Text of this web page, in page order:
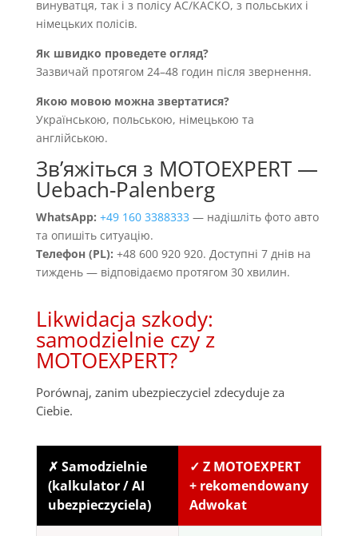
винуватця, так і з полісу AC/КАСКО, з польських і
німецьких полісів.
Як швидко проведете огляд?
Зазвичай протягом 24–48 годин після звернення.
Якою мовою можна звертатися?
Українською, польською, німецькою та
англійською.
Звʼяжіться з MOTOEXPERT —
Uebach-Palenberg
WhatsApp: +49 160 3388333 — надішліть фото авто
та опишіть ситуацію.
Телефон (PL): +48 600 920 920. Доступні 7 днів на
тиждень — відповідаємо протягом 30 хвилин.
Likwidacja szkody:
samodzielnie czy z
MOTOEXPERT?
Porównaj, zanim ubezpieczyciel zdecyduje za
Ciebie.
✗ Samodzielnie
(kalkulator / AI
ubezpieczyciela)
✓ Z MOTOEXPERT
+ rekomendowany
Adwokat